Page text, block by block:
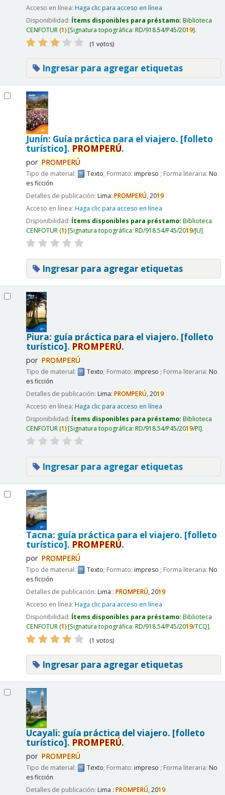
Acceso en línea: Haga clic para acceso en línea
Disponibilidad: Ítems disponibles para préstamo: Biblioteca
CENFOTUR(1) Signatura topográfica: RD/918.54/P45/2019 .
(1 votos)
Ingresar para agregar etiquetas
Junín: Guía práctica para el viajero. [folleto
turístico]. PROMPERÚ.
por PROMPERÚ
Tipo de material: Texto; Formato: impreso ; Forma literaria: No
es ficción
Detalles de publicación: Lima: PROMPERÚ,2019
Acceso en línea: Haga clic para acceso en línea
Disponibilidad: Ítems disponibles para préstamo: Biblioteca
CENFOTUR(1) Signatura topográfica: RD/918.54/P45/2019/JU .
Ingresar para agregar etiquetas
Piura: guía práctica para el viajero. [folleto
turístico]. PROMPERÚ.
por PROMPERÚ
Tipo de material: Texto; Formato: impreso ; Forma literaria: No
es ficción
Detalles de publicación: Lima: PROMPERÚ,2019
Acceso en línea: Haga clic para acceso en línea
Disponibilidad: Ítems disponibles para préstamo: Biblioteca
CENFOTUR(1) Signatura topográfica: RD/918.54/P45/2019/PI .
Ingresar para agregar etiquetas
Tacna: guía práctica para el viajero. [folleto
turístico]. PROMPERÚ.
por PROMPERÚ
Tipo de material: Texto; Formato: impreso ; Forma literaria: No
es ficción
Detalles de publicación: Lima : PROMPERÚ,2019
Acceso en línea: Haga clic para acceso en línea
Disponibilidad: Ítems disponibles para préstamo: Biblioteca
CENFOTUR(1) Signatura topográfica: RD/918.54/P45/2019/TCQ .
(1 votos)
Ingresar para agregar etiquetas
Ucayali: guía práctica del viajero. [folleto
turístico]. PROMPERÚ.
por PROMPERÚ
Tipo de material: Texto; Formato: impreso ; Forma literaria: No
es ficción
Detalles de publicación: Lima : PROMPERÚ,2019